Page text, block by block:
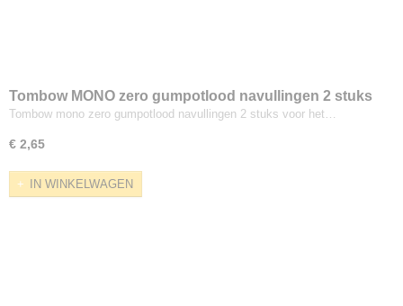
Tombow MONO zero gumpotlood navullingen 2 stuks
Tombow mono zero gumpotlood navullingen 2 stuks voor het…
€ 2,65
IN WINKELWAGEN